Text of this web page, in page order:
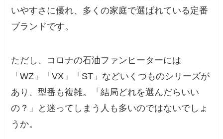
いやすさに優れ、多くの家庭で選ばれている定番
ブランドです。
ただし、コロナの石油ファンヒーターには
「WZ」「VX」「ST」などいくつものシリーズが
あり、型番も複雑。「結局どれを選んだらいい
の？」と迷ってしまう人も多いのではないでしょ
うか。